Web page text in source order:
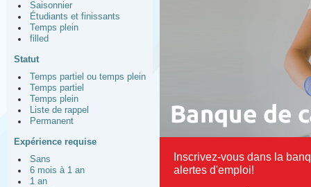
Saisonnier
Étudiants et finissants
Temps plein
filled
Statut
Temps partiel ou temps plein
Temps partiel
Temps plein
Liste de rappel
Permanent
Expérience requise
Sans
6 mois à 1 an
1 an
Inscrivez-vous dans la
alertes d'emploi!